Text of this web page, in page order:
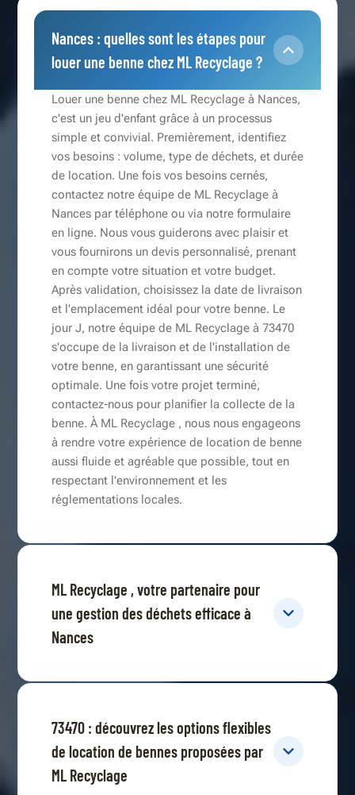
Nances : quelles sont les étapes pour
louer une benne chez ML Recyclage ?
Louer une benne chez ML Recyclage à Nances,
c'est un jeu d'enfant grâce à un processus
simple et convivial. Premièrement, identifiez
vos besoins : volume, type de déchets, et durée
de location. Une fois vos besoins cernés,
contactez notre équipe de ML Recyclage à
Nances par téléphone ou via notre formulaire
en ligne. Nous vous guiderons avec plaisir et
vous fournirons un devis personnalisé, prenant
en compte votre situation et votre budget.
Après validation, choisissez la date de livraison
et l'emplacement idéal pour votre benne. Le
jour J, notre équipe de ML Recyclage à 73470
s'occupe de la livraison et de l'installation de
votre benne, en garantissant une sécurité
optimale. Une fois votre projet terminé,
contactez-nous pour planifier la collecte de la
benne. À ML Recyclage , nous nous engageons
à rendre votre expérience de location de benne
aussi fluide et agréable que possible, tout en
respectant l'environnement et les
réglementations locales.
ML Recyclage , votre partenaire pour
une gestion des déchets efficace à
Nances
73470 : découvrez les options flexibles
de location de bennes proposées par
ML Recyclage